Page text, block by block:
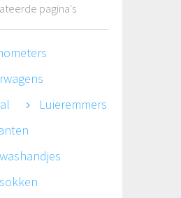
pagina's
Luieremmers